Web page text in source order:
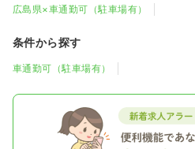
広島県×車通勤可（駐車場有）
条件から探す
車通勤可（駐車場有）